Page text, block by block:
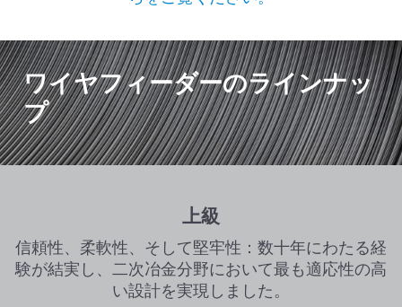
ワイヤフィーダーのラインナッ
プ
上級
信頼性、柔軟性、そして堅牢性：数十年にわたる経
験が結実し、二次冶金分野において最も適応性の高
い設計を実現しました。